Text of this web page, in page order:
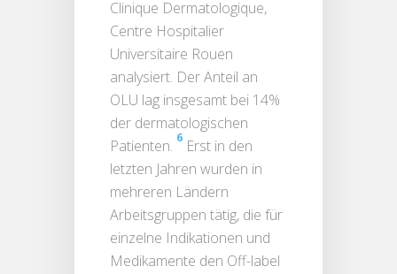
Clinique Dermatologique,
Centre Hospitalier
Universitaire Rouen
analysiert. Der Anteil an
OLU lag insgesamt bei 14%
der dermatologischen
Patienten. 6 Erst in den
letzten Jahren wurden in
mehreren Ländern
Arbeitsgruppen tätig, die für
einzelne Indikationen und
Medikamente den Off-label